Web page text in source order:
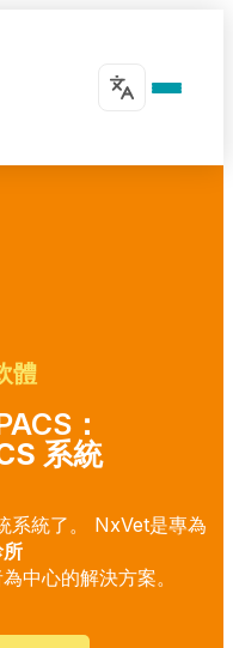
體
：
系統
系統了。 NxVet是專為
中心的解決方案。